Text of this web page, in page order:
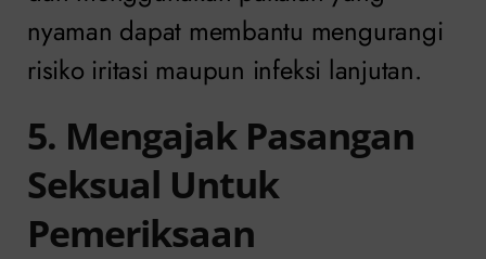
nyaman dapat membantu mengurangi
risiko iritasi maupun infeksi lanjutan.
5. Mengajak Pasangan
Seksual Untuk
Pemeriksaan